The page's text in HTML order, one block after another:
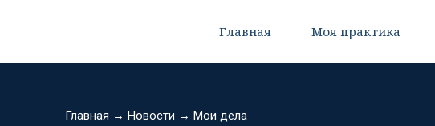
Главная Моя практика
Главная → Новости → Мои дела